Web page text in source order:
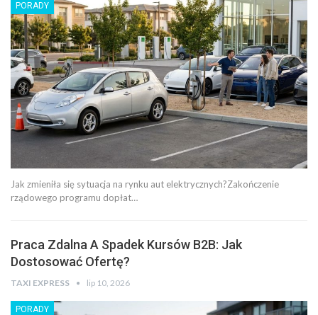
PORADY
Jak zmieniła się sytuacja na rynku aut elektrycznych?Zakończenie
rządowego programu dopłat…
Praca Zdalna A Spadek Kursów B2B: Jak
Dostosować Ofertę?
TAXI EXPRESS lip 10, 2026
PORADY